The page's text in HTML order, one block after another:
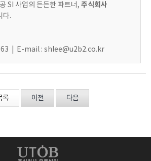
SI 사업의 든든한 파트너, 주식회사
다.
| E-mail : shlee@u2b2.co.kr
록 이전 다음